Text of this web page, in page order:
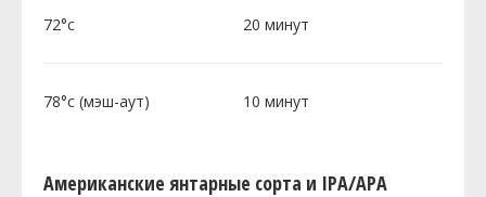
72°c 20 минут
78°c (мэш-аут) 10 минут
Американские янтарные сорта и IPA/APA